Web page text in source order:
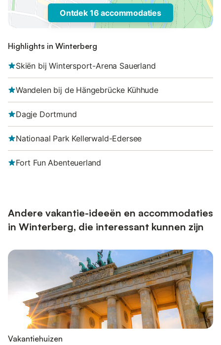
Ontdek 16 accommodaties
Highlights in Winterberg
Skiën bij Wintersport-Arena Sauerland
Wandelen bij de Hängebrücke Kühhude
Dagje Dortmund
Nationaal Park Kellerwald-Edersee
Fort Fun Abenteuerland
Andere vakantie-ideeën en accommodaties
in Winterberg, die interessant kunnen zijn
Vakantiehuizen